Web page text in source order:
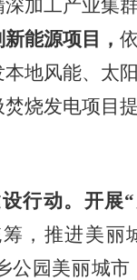
加工产业集
能源项目，
地风能、太
烧发电项目
行动。 开展
，推进美丽
公园美丽城市